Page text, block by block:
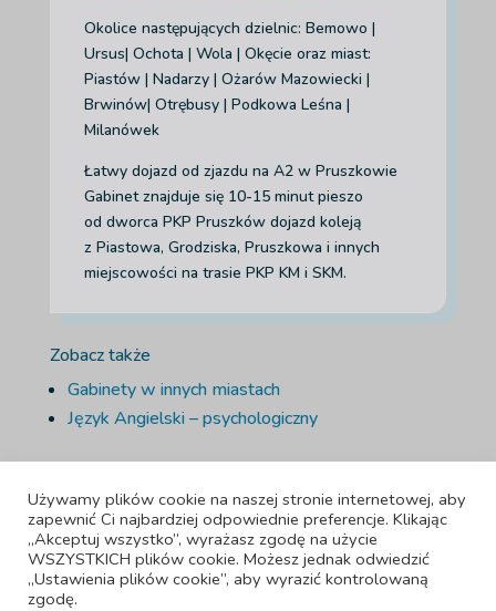
Okolice następujących dzielnic: Bemowo |
Ursus| Ochota | Wola | Okęcie oraz miast:
Piastów | Nadarzy | Ożarów Mazowiecki |
Brwinów| Otrębusy | Podkowa Leśna |
Milanówek
Łatwy dojazd od zjazdu na A2 w Pruszkowie
Gabinet znajduje się 10-15 minut pieszo
od dworca PKP Pruszków dojazd koleją
z Piastowa, Grodziska, Pruszkowa i innych
miejscowości na trasie PKP KM i SKM.
Zobacz także
Gabinety w innych miastach
Język Angielski – psychologiczny
Adiuta LTD, 42-44 Bishopsgate , Londyn, Anglia, EC2N 4AH, numer
Używamy plików cookie na naszej stronie internetowej, aby
zapewnić Ci najbardziej odpowiednie preferencje. Klikając
„Akceptuj wszystko”, wyrażasz zgodę na użycie
WSZYSTKICH plików cookie. Możesz jednak odwiedzić
„Ustawienia plików cookie”, aby wyrazić kontrolowaną
zgodę.